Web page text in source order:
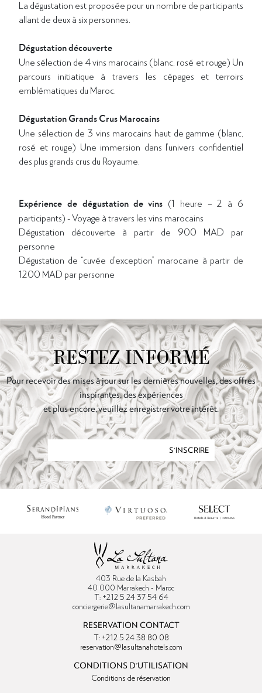
La dégustation est proposée pour un nombre de participants
allant de deux à six personnes.
Dégustation découverte
Une sélection de 4 vins marocains (blanc, rosé et rouge) Un
parcours initiatique à travers les cépages et terroirs
emblématiques du Maroc.
Dégustation Grands Crus Marocains
Une sélection de 3 vins marocains haut de gamme (blanc,
rosé et rouge) Une immersion dans l’univers confidentiel
des plus grands crus du Royaume.
Expérience de dégustation de vins (1 heure – 2 à 6
participants) - Voyage à travers les vins marocains
Dégustation découverte à partir de 900 MAD par
personne
Dégustation de “cuvée d’exception” marocaine à partir de
1200 MAD par personne
RESTEZ INFORMÉ
Pour recevoir des mises à jour sur les dernières nouvelles, des offres
inspirantes, des expériences
et plus encore, veuillez enregistrer votre intérêt.
S'INSCRIRE
403 Rue de la Kasbah
40 000 Marrakech - Maroc
T: +212 5 24 37 54 64
conciergerie@lasultanamarrakech.com
RESERVATION CONTACT
T: +212 5 24 38 80 08
reservation@lasultanahotels.com
CONDITIONS D'UTILISATION
Conditions de réservation